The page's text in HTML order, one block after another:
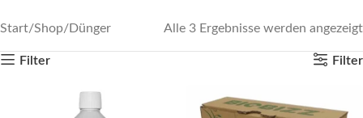
Start Shop Dünger Alle 3 Ergebnisse werden angezeigt
Filter Filter